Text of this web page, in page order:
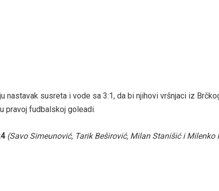
nastavak susreta i vode sa 3:1, da bi njihovi vršnjaci iz
pravoj fudbalskoj goleadi.
(Savo Simeunović, Tarik Beširović, Milan Stanišić i Milenko